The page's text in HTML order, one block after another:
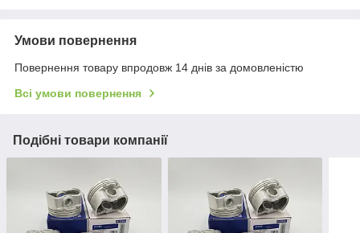
Умови повернення
Повернення товару впродовж 14 днів за домовленістю
Всі умови повернення
Подібні товари компанії